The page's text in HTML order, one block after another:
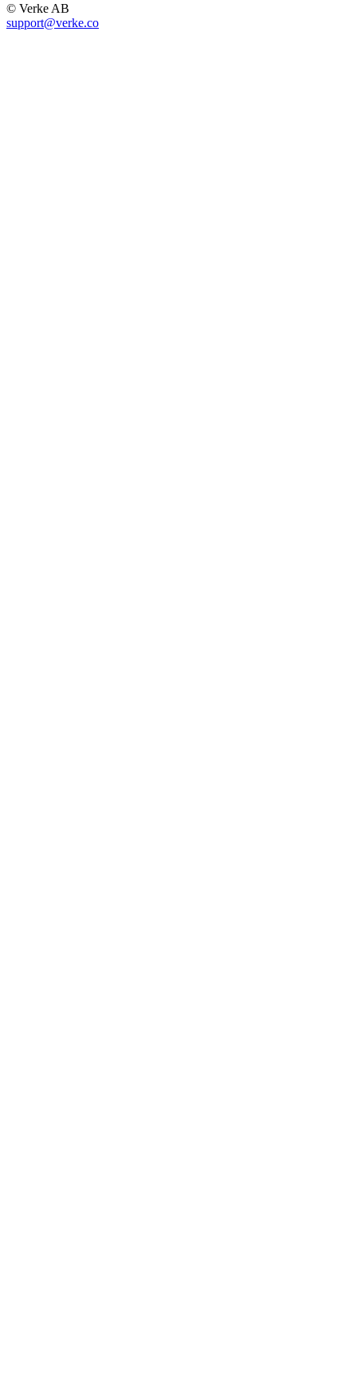
© Verke AB
support@verke.co